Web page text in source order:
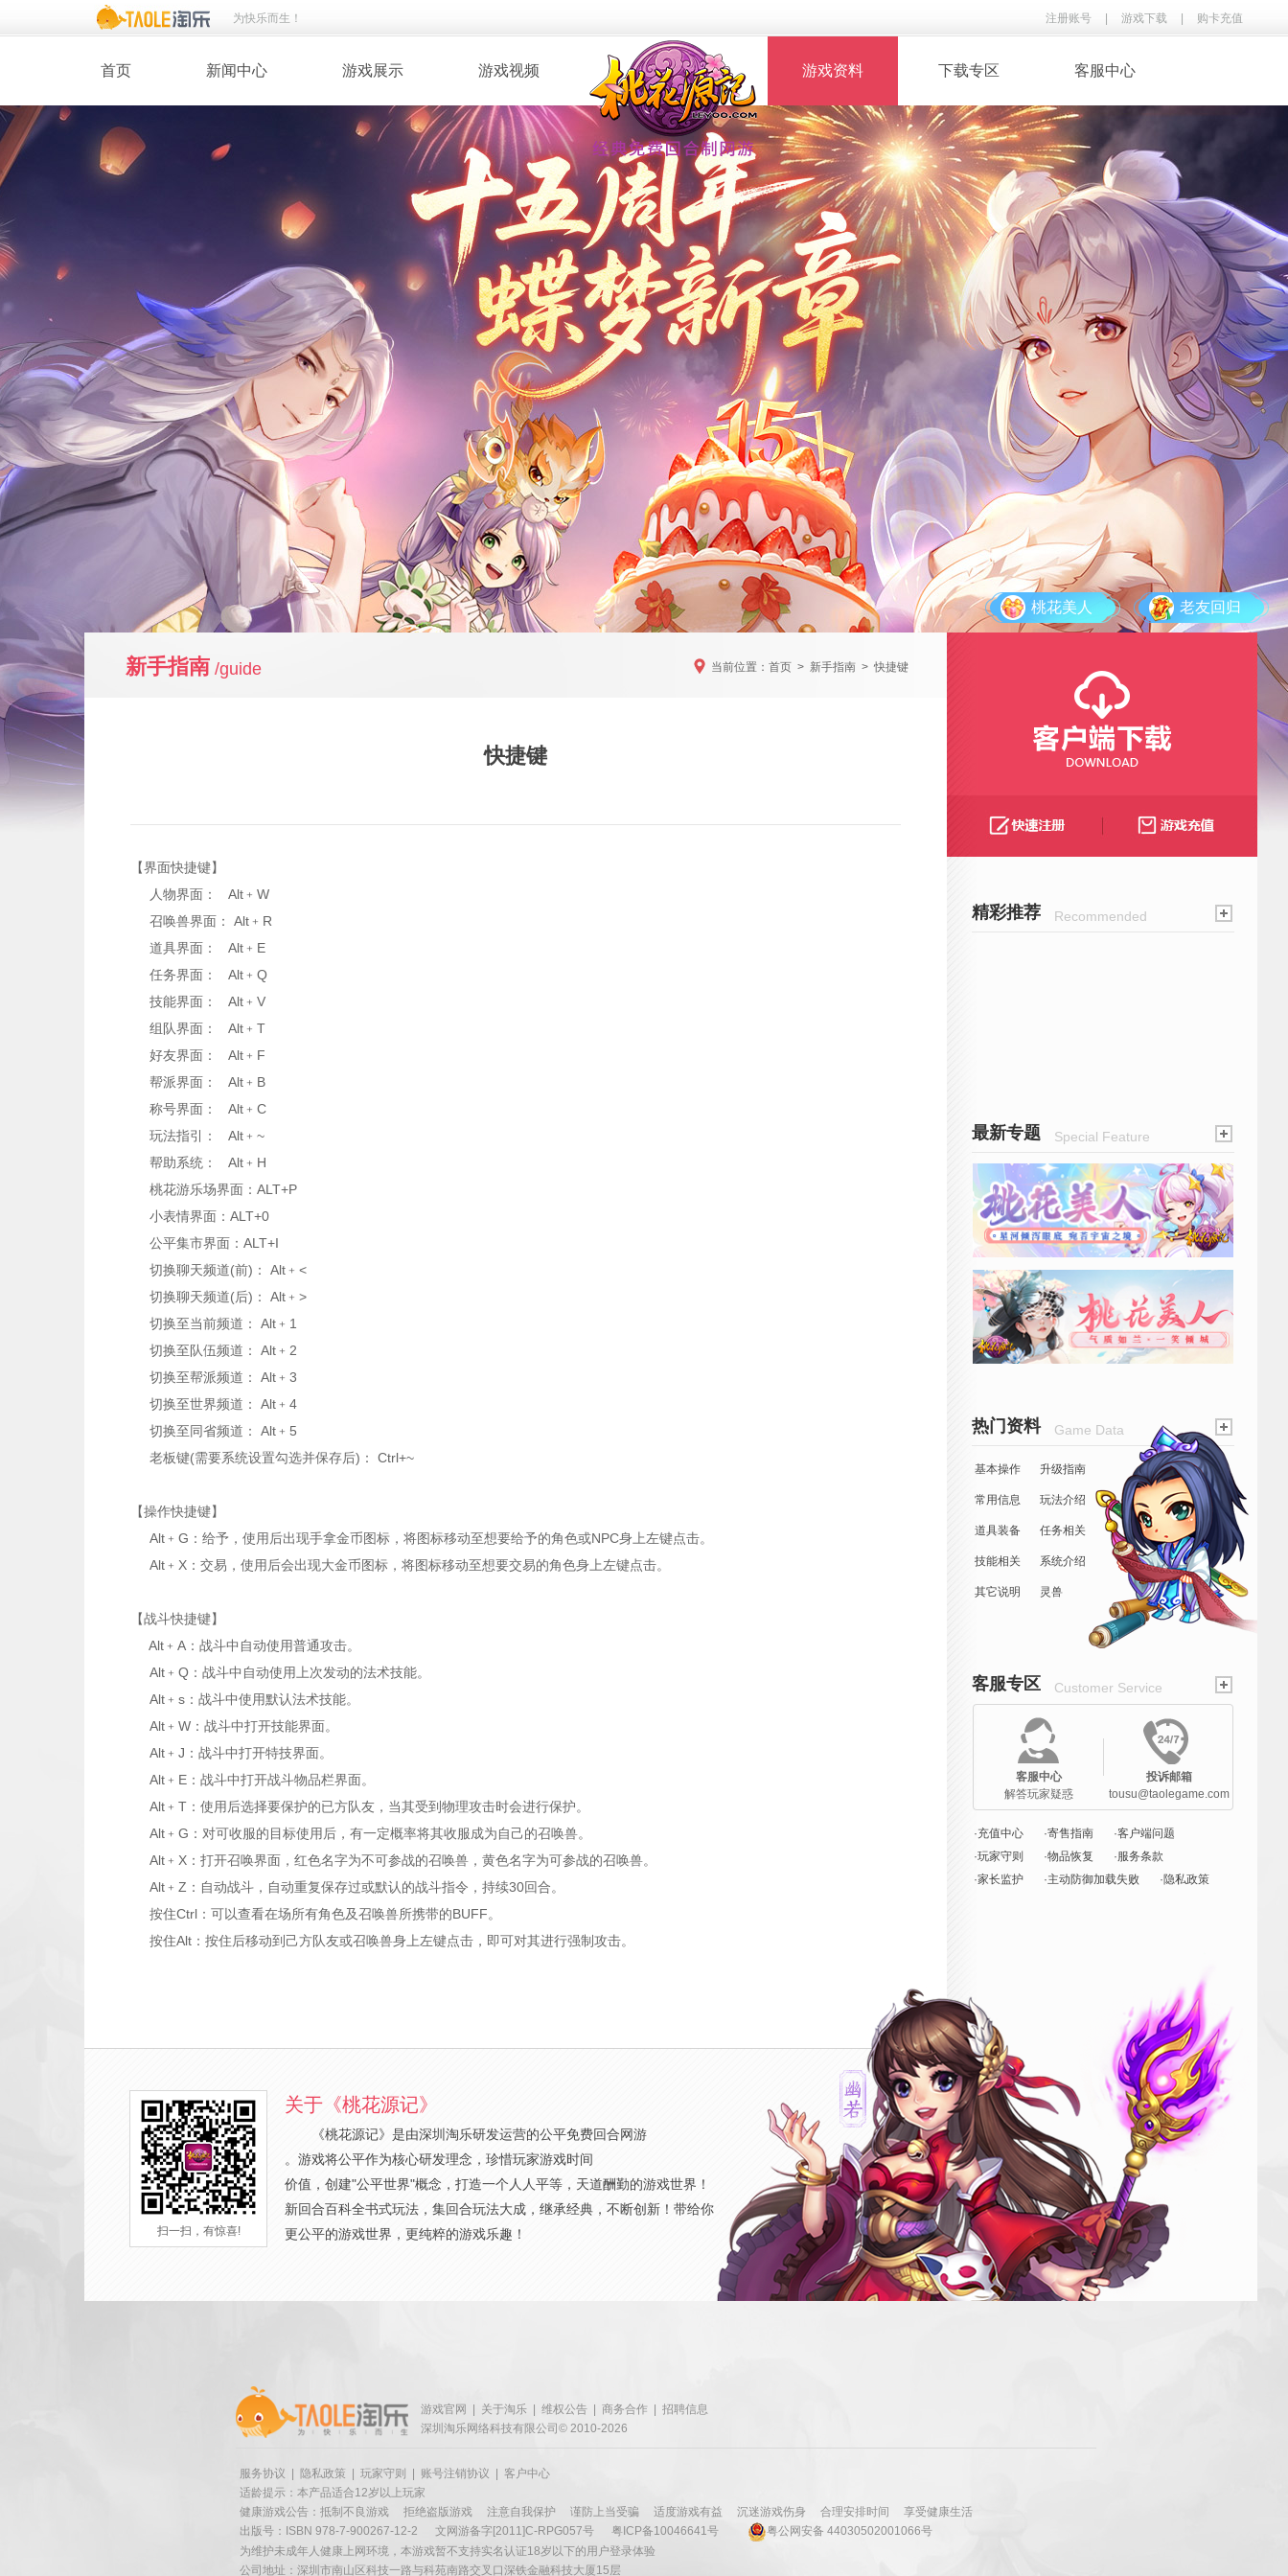
为快乐而生！ 注册账号 游戏下载 购卡充值
首页 新闻中心 游戏展示 游戏视频 客服中心
下载专区
游戏资料
· 维护公告
· 桃花美人
· 桃花服战
· 玩家自制
· 版本CG
· 解说视频
· 录像下载
· 游戏音乐
· 玩家翻唱
· 新手指南
· 资料攻略
· 召唤兽图鉴
老友回归
桃花美人
新手指南 /guide 当前位置： 首页 > 新手指南 > 快捷键
快捷键
【界面快捷键】
人物界面： Alt﹢W
召唤兽界面： Alt﹢R
道具界面： Alt﹢E
任务界面： Alt﹢Q
技能界面： Alt﹢V
组队界面： Alt﹢T
好友界面： Alt﹢F
帮派界面： Alt﹢B
称号界面： Alt﹢C
玩法指引： Alt﹢~
帮助系统： Alt﹢H
桃花游乐场界面：ALT+P
小表情界面：ALT+0
公平集市界面：ALT+I
切换聊天频道(前)： Alt﹢<
切换聊天频道(后)： Alt﹢>
切换至当前频道： Alt﹢1
切换至队伍频道： Alt﹢2
切换至帮派频道： Alt﹢3
切换至世界频道： Alt﹢4
切换至同省频道： Alt﹢5
老板键(需要系统设置勾选并保存后)： Ctrl+~
【操作快捷键】
Alt﹢G：给予，使用后出现手拿金币图标，将图标移动至想要给予的角色或NPC身上左键点击。
Alt﹢X：交易，使用后会出现大金币图标，将图标移动至想要交易的角色身上左键点击。
【战斗快捷键】
Alt﹢A：战斗中自动使用普通攻击。
Alt﹢Q：战斗中自动使用上次发动的法术技能。
Alt﹢s：战斗中使用默认法术技能。
Alt﹢W：战斗中打开技能界面。
Alt﹢J：战斗中打开特技界面。
Alt﹢E：战斗中打开战斗物品栏界面。
Alt﹢T：使用后选择要保护的已方队友，当其受到物理攻击时会进行保护。
Alt﹢G：对可收服的目标使用后，有一定概率将其收服成为自己的召唤兽。
Alt﹢X：打开召唤界面，红色名字为不可参战的召唤兽，黄色名字为可参战的召唤兽。
Alt﹢Z：自动战斗，自动重复保存过或默认的战斗指令，持续30回合。
按住Ctrl：可以查看在场所有角色及召唤兽所携带的BUFF。
按住Alt：按住后移动到己方队友或召唤兽身上左键点击，即可对其进行强制攻击。
扫一扫，有惊喜!
关于《桃花源记》
《桃花源记》是由深圳淘乐研发运营的公平免费回合网游
。游戏将公平作为核心研发理念，珍惜玩家游戏时间
价值，创建"公平世界"概念，打造一个人人平等，天道酬勤的游戏世界！
新回合百科全书式玩法，集回合玩法大成，继承经典，不断创新！带给你
更公平的游戏世界，更纯粹的游戏乐趣！
精彩推荐 Recommended
最新专题 Special Feature
热门资料 Game Data
基本操作 升级指南
常用信息 玩法介绍
道具装备 任务相关
技能相关 系统介绍
其它说明 灵兽
客服专区 Customer Service
客服中心
解答玩家疑惑
投诉邮箱
tousu@taolegame.com
·充值中心 ·寄售指南
·客户端问题
·玩家守则
·物品恢复
·服务条款
·家长监护
·主动防御加载失败 ·隐私政策
游戏官网 关于淘乐 维权公告 商务合作
招聘信息
深圳淘乐网络科技有限公司© 2010-2026
服务协议 隐私政策 玩家守则 账号注销协议
客户中心
适龄提示：本产品适合12岁以上玩家
健康游戏公告：抵制不良游戏
拒绝盗版游戏 注意自我保护 谨防上当受骗 适度游戏有益 沉迷游戏伤身 合理安排时间
享受健康生活
出版号：ISBN 978-7-900267-12-2
文网游备字[2011]C-RPG057号 粤ICP备10046641号
粤公网安备 44030502001066号
为维护未成年人健康上网环境，本游戏暂不支持实名认证18岁以下的用户登录体验
公司地址：深圳市南山区科技一路与科苑南路交叉口深铁金融科技大厦15层